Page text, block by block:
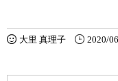
大里 真理子 2020/